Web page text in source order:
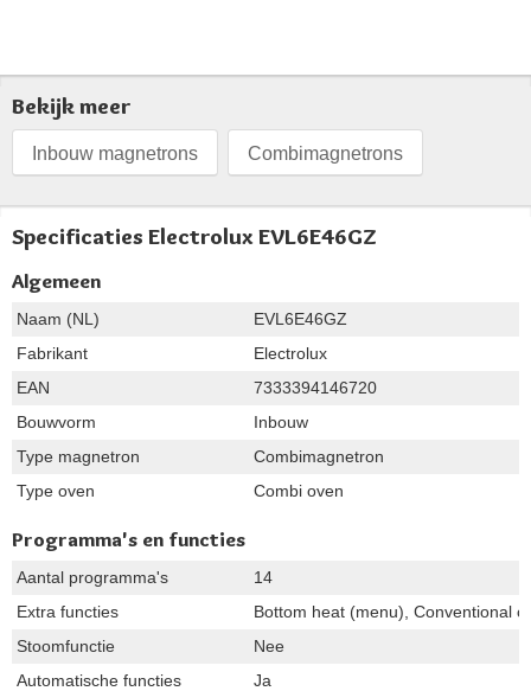
Bekijk meer
Inbouw magnetrons Combimagnetrons
Specificaties Electrolux EVL6E46GZ
Algemeen
Naam (NL)
EVL6E46GZ
Fabrikant
Electrolux
EAN
7333394146720
Bouwvorm
Inbouw
Type magnetron
Combimagnetron
Type oven
Combi oven
Programma's en functies
Aantal programma's
14
Extra functies
Bottom heat (menu), Conventional
Stoomfunctie
Nee
Automatische functies
Ja